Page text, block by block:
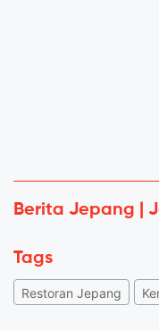
Berita Jepang |
Tags
Restoran Jepang